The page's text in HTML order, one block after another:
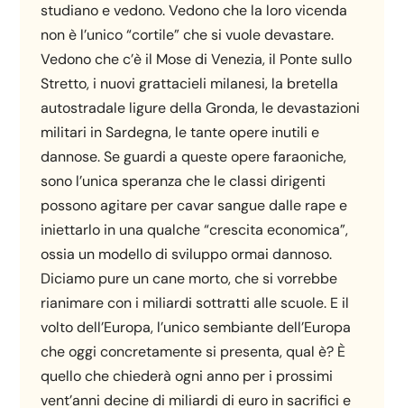
studiano e vedono. Vedono che la loro vicenda
non è l’unico “cortile” che si vuole devastare.
Vedono che c’è il Mose di Venezia, il Ponte sullo
Stretto, i nuovi grattacieli milanesi, la bretella
autostradale ligure della Gronda, le devastazioni
militari in Sardegna, le tante opere inutili e
dannose. Se guardi a queste opere faraoniche,
sono l’unica speranza che le classi dirigenti
possono agitare per cavar sangue dalle rape e
iniettarlo in una qualche “crescita economica”,
ossia un modello di sviluppo ormai dannoso.
Diciamo pure un cane morto, che si vorrebbe
rianimare con i miliardi sottratti alle scuole. E il
volto dell’Europa, l’unico sembiante dell’Europa
che oggi concretamente si presenta, qual è? È
quello che chiederà ogni anno per i prossimi
vent’anni decine di miliardi di euro in sacrifici e